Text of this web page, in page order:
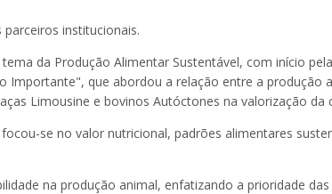
institucionais.
da Produção Alimentar Sustentável, com início
Importante", que abordou a relação entre a produção
Limousine e bovinos Autóctones na valorização da
se no valor nutricional, padrões alimentares
na produção animal, enfatizando a prioridade